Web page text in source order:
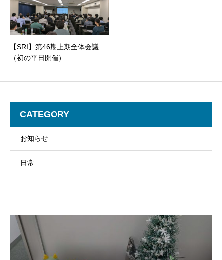
【SRI】第46期上期全体会議
（初の平日開催）
CATEGORY
お知らせ
日常